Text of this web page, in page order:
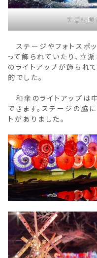
すごい
ステージやフォトスポ
って飾られていたり、立
のライトアップが飾られ
的でした。
和傘のライトアップは
できます。ステージの脇
トがありました。